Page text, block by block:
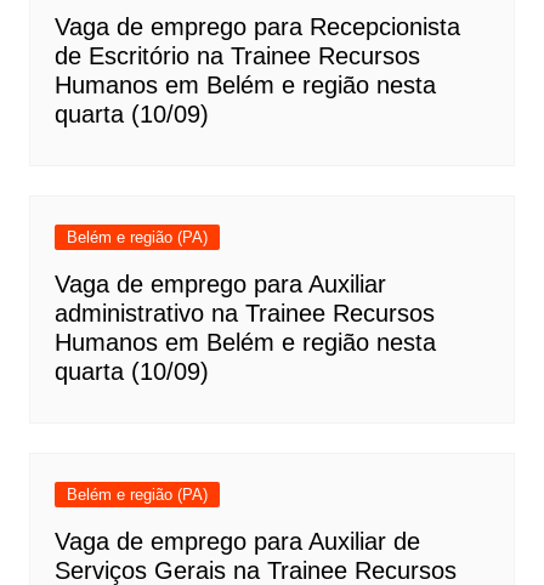
Vaga de emprego para Recepcionista
de Escritório na Trainee Recursos
Humanos em Belém e região nesta
quarta (10/09)
Belém e região (PA)
Vaga de emprego para Auxiliar
administrativo na Trainee Recursos
Humanos em Belém e região nesta
quarta (10/09)
Belém e região (PA)
Vaga de emprego para Auxiliar de
Serviços Gerais na Trainee Recursos